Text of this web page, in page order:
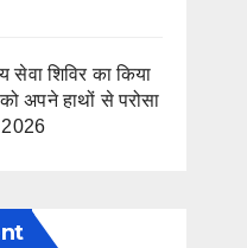
सेवा शिविर का किया
अपने हाथों से परोसा